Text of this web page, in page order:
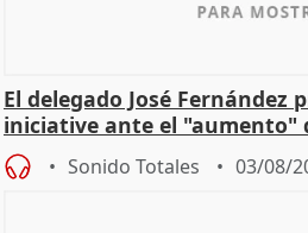
El delegado José Fernández
iniciative ante el "aumento"
hogar en Madri
Sonido Totales 03/08/